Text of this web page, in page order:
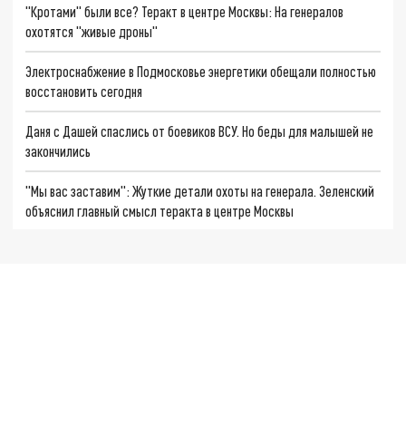
"Кротами" были все? Теракт в центре Москвы: На генералов
охотятся "живые дроны"
Электроснабжение в Подмосковье энергетики обещали полностью
восстановить сегодня
Даня с Дашей спаслись от боевиков ВСУ. Но беды для малышей не
закончились
"Мы вас заставим": Жуткие детали охоты на генерала. Зеленский
объяснил главный смысл теракта в центре Москвы